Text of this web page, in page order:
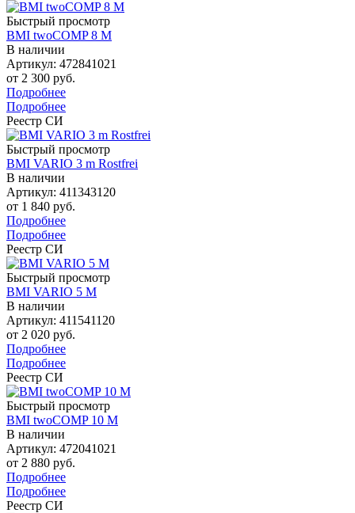
Быстрый просмотр
BMI twoCOMP 8 M
В наличии
Артикул: 472841021
от 2 300 руб.
Подробнее
Подробнее
Реестр СИ
Быстрый просмотр
BMI VARIO 3 m Rostfrei
В наличии
Артикул: 411343120
от 1 840 руб.
Подробнее
Подробнее
Реестр СИ
Быстрый просмотр
BMI VARIO 5 M
В наличии
Артикул: 411541120
от 2 020 руб.
Подробнее
Подробнее
Реестр СИ
Быстрый просмотр
BMI twoCOMP 10 M
В наличии
Артикул: 472041021
от 2 880 руб.
Подробнее
Подробнее
Реестр СИ